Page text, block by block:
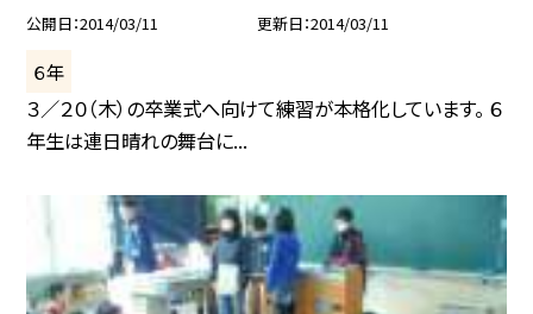
公開日 2014/03/11 更新日 2014/03/11
６年
３／２０（木）の卒業式へ向けて練習が本格化しています。 ６
年生は連日晴れの舞台に...